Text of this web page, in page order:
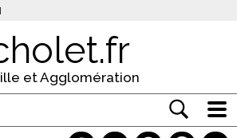
et Agglomération